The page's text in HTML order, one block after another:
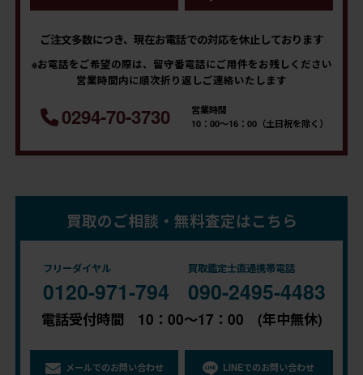
ご注文多数につき、現在お電話での対応を休止しております
※お電話をご希望の際は、留守番電話にご用件をお残しください
営業時間内に順次折り返しご連絡いたします
0294-70-3730
営業時間
10：00～16：00（土日祝を除く）
買取のご相談・無料査定はこちら
フリーダイヤル
0120-971-794
買取鑑定士直通携帯電話
090-2495-4483
電話受付時間 10：00～17：00 (年中無休)
メールでのお問い合わせ LINEでのお問い合わせ